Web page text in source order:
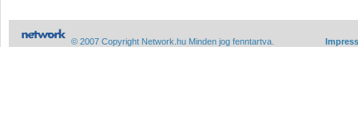
© 2007 Copyright Network.hu Minden jog fenntartva.